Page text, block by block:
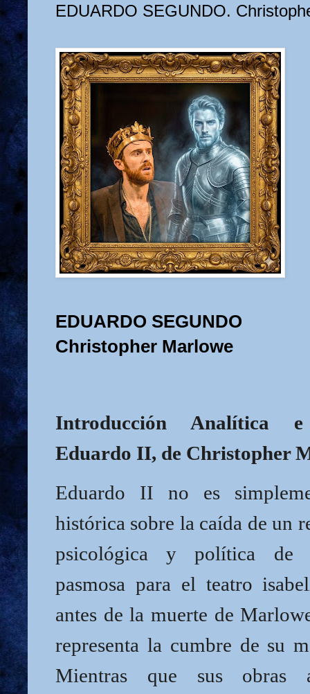
EDUARDO SEGUNDO.
EDUARDO SEGUNDO
Christopher Marlowe
Introducción Analítica
Eduardo II, de Christopher
Eduardo II no es
histórica sobre la caída de un
psicológica y política de
pasmosa para el teatro
antes de la muerte de
representa la cumbre de su
Mientras que sus obras